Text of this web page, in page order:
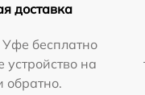
доставка
бесплатно
устройство на
обратно.